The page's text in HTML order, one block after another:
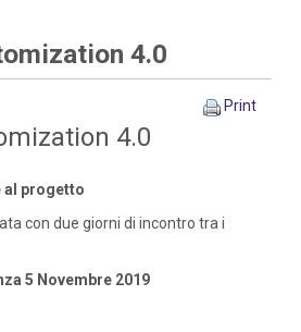
4.0
Print
4.0
al progetto
con due giorni di incontro tra i
5 Novembre 2019